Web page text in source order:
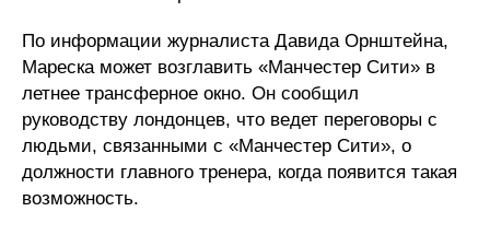
По информации журналиста Давида Орнштейна,
Мареска может возглавить «Манчестер Сити» в
летнее трансферное окно. Он сообщил
руководству лондонцев, что ведет переговоры с
людьми, связанными с «Манчестер Сити», о
должности главного тренера, когда появится такая
возможность.